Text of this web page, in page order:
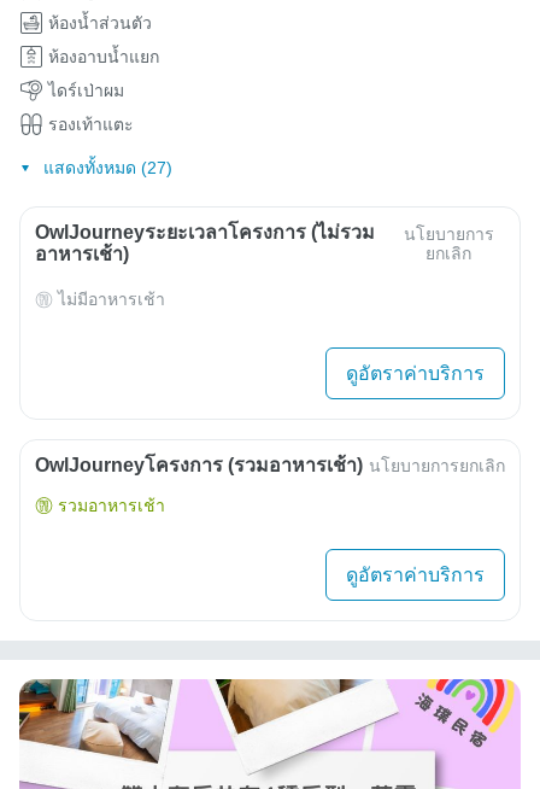
ห้องน้ำส่วนตัว
ห้องอาบน้ำแยก
ไดร์เป่าผม
รองเท้าแตะ
แสดงทั้งหมด (27)
OwlJourneyระยะเวลาโครงการ (ไม่รวม
อาหารเช้า)
นโยบายการ
ยกเลิก
ไม่มีอาหารเช้า
ดูอัตราค่าบริการ
OwlJourneyโครงการ (รวมอาหารเช้า) นโยบายการยกเลิก
รวมอาหารเช้า
ดูอัตราค่าบริการ